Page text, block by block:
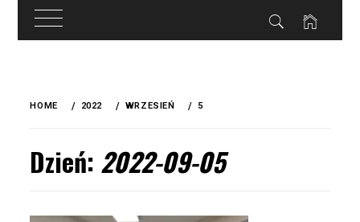
treści
HOME 2022 WRZESIEŃ 5
Dzień: 2022-09-05